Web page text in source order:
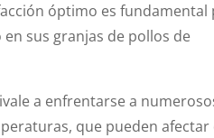
óptimo es fundamental
sus granjas de pollos de
a enfrentarse a
que pueden afectar